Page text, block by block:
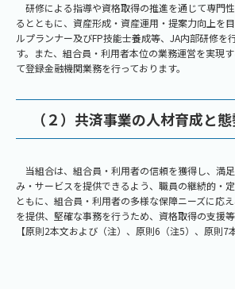
研修による指導や資格取得の推進を通じて専門
るとともに、資産形成・資産運用・提案力向上を
ルプランナー及びFP技能士養成等、JA内部研修を
す。また、組合員・利用者本位の業務運営を実現
て登録金融機関業務を行っております。
（２）共済事業の人材育成と
当組合は、組合員・利用者の信頼を獲得し、満
み・サービスを提供できるよう、職員の継続的・
ともに、組合員・利用者の多様な保障ニーズに応
を提供、堅確な事務を行うため、資格取得の支援等
【原則2本文および（注）、原則6（注5）、原則7